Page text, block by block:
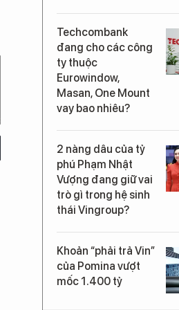
Techcombank
đang cho các công
ty thuộc
Eurowindow,
Masan, One Mount
vay bao nhiêu?
2 nàng dâu của tỷ
phú Phạm Nhật
Vượng đang giữ vai
trò gì trong hệ sinh
thái Vingroup?
Khoản “phải trả Vin”
của Pomina vượt
mốc 1.400 tỷ